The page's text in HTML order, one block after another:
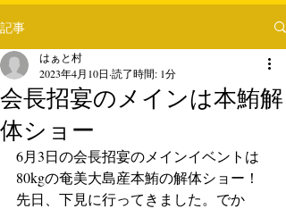
記事
会長招宴のメインは本鮪解
体ショー
はぁと村
2023年4月10日 読了時間: 1分
6月3日の会長招宴のメインイベントは
80kgの奄美大島産本鮪の解体ショー！
先日、下見に行ってきました。でか